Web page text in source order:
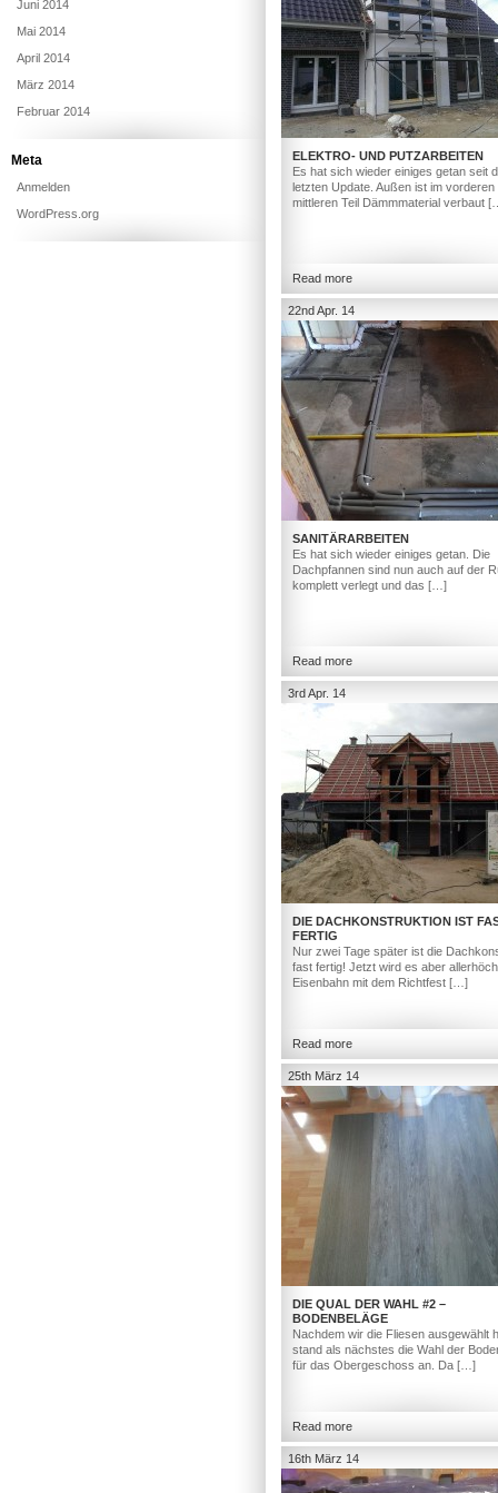
ELEKTRO- UND PUTZARBEITEN
Es hat sich wieder einiges getan seit
letzten Update. Außen ist im vorderen
mittleren Teil Dämmmaterial verbaut
Read more
22nd Apr. 14
SANITÄRARBEITEN
Es hat sich wieder einiges getan. Die
Dachpfannen sind nun auch auf der
komplett verlegt und das […]
Read more
3rd Apr. 14
DIE DACHKONSTRUKTION IST
FERTIG
Nur zwei Tage später ist die
fast fertig! Jetzt wird es aber
Eisenbahn mit dem Richtfest […]
Read more
25th März 14
DIE QUAL DER WAHL #2 –
BODENBELÄGE
Nachdem wir die Fliesen ausgewählt
stand als nächstes die Wahl der
für das Obergeschoss an. Da […]
Read more
16th März 14
Juni 2014
Mai 2014
April 2014
März 2014
Februar 2014
Meta
Anmelden
WordPress.org